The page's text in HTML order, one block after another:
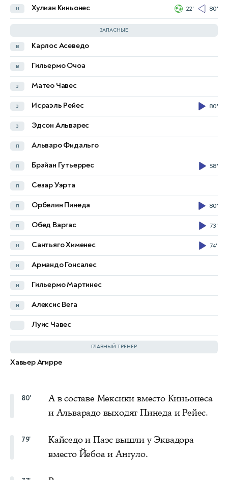
н Хулиан Киньонес 22' 80'
ЗАПАСНЫЕ
в Карлос Асеведо
в Гильермо Очоа
з Матео Чавес
з Исраэль Рейес 80'
з Эдсон Альварес
п Альваро Фидальго
п Брайан Гутьеррес 58'
п Сезар Уэрта
п Орбелин Пинеда 80'
п Обед Варгас 73'
н Сантьяго Хименес 74'
н Армандо Гонсалес
н Гильермо Мартинес
н Алексис Вега
Луис Чавес
ГЛАВНЫЙ ТРЕНЕР
Хавьер Агирре
н Джон Йебоа
в Мойсес Рамирес
в Гонсало Валье
з Первис Эступинан
з Джаксон Поросо
п Хорди Альсивар
п Хорди Кайседо
п Дениль Кастильо
п Яимар Медина
п Алан Минда
п Кендри Паэс 90+3'
н Хереми Аревало
н Антони Валенсия
Анхело Пресиадо
Kевин Родригес
Феликс Торрес
Себастьян Беккасесе
80'
А в составе Мексики вместо Киньонеса
и Альварадо выходят Пинеда и Рейес.
79'
Кайседо и Паэс вышли у Эквадора
вместо Йебоа и Ангуло.